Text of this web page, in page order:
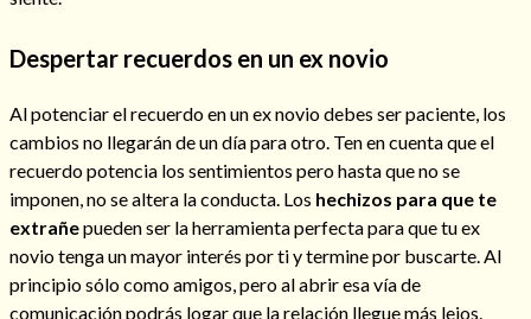
Despertar recuerdos en un ex novio
Al potenciar el recuerdo en un ex novio debes ser paciente, los
cambios no llegarán de un día para otro. Ten en cuenta que el
recuerdo potencia los sentimientos pero hasta que no se
imponen, no se altera la conducta. Los hechizos para que te
extrañepueden ser la herramienta perfecta para que tu ex
novio tenga un mayor interés por ti y termine por buscarte. Al
principio sólo como amigos, pero al abrir esa vía de
comunicación podrás logar que la relación llegue más lejos.